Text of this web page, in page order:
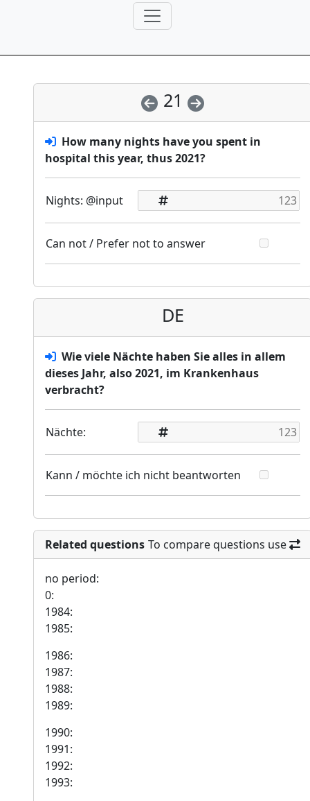
21
How many nights have you spent in
hospital this year, thus 2021?
Nights: @input
Can not / Prefer not to answer
DE
Wie viele Nächte haben Sie alles in allem
dieses Jahr, also 2021, im Krankenhaus
verbracht?
Nächte:
Kann / möchte ich nicht beantworten
Related questions To compare questions use
no period:
0:
1984:
1985:
1986:
1987:
1988:
1989:
1990:
1991:
1992:
1993: